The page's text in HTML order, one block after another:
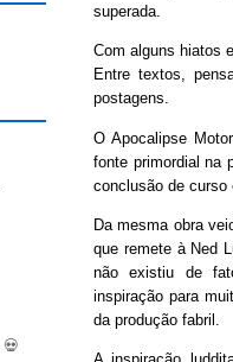
superada.
Com alguns hiatos
Entre textos,
postagens.
O Apocalipse
fonte primordial na
conclusão de curso
Da mesma obra
que remete à Ned
não existiu de
inspiração para
da produção fabril.
💀